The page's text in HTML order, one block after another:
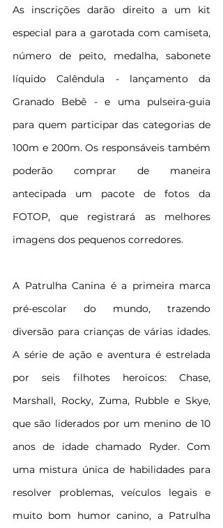
As inscrições darão direito a um kit
especial para a garotada com camiseta,
número de peito, medalha, sabonete
líquido Calêndula - lançamento da
Granado Bebê - e uma pulseira-guia
para quem participar das categorias de
100m e 200m. Os responsáveis também
poderão comprar de maneira
antecipada um pacote de fotos da
FOTOP, que registrará as melhores
imagens dos pequenos corredores.
A Patrulha Canina é a primeira marca
pré-escolar do mundo, trazendo
diversão para crianças de várias idades.
A série de ação e aventura é estrelada
por seis filhotes heroicos: Chase,
Marshall, Rocky, Zuma, Rubble e Skye,
que são liderados por um menino de 10
anos de idade chamado Ryder. Com
uma mistura única de habilidades para
resolver problemas, veículos legais e
muito bom humor canino, a Patrulha